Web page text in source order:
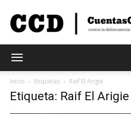
Inicio Etiquetas Raif El Arigie
Etiqueta: Raif El Arigie